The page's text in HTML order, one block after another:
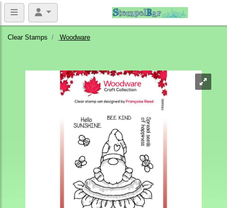
Clear Stamps Woodware